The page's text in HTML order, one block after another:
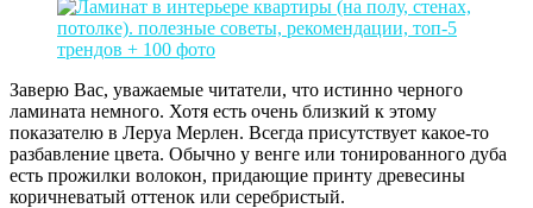
Заверю Вас, уважаемые читатели, что истинно черного
ламината немного. Хотя есть очень близкий к этому
показателю в Леруа Мерлен. Всегда присутствует какое-то
разбавление цвета. Обычно у венге или тонированного дуба
есть прожилки волокон, придающие принту древесины
коричневатый оттенок или серебристый.